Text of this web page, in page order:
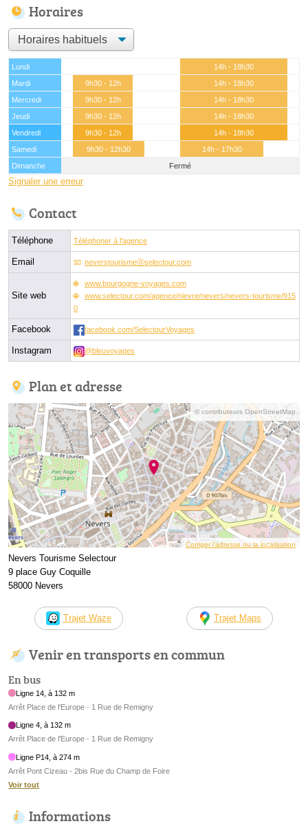
Horaires
Lundi
14h - 18h30
Mardi
9h30 - 12h
14h - 18h30
Mercredi
9h30 - 12h
14h - 18h30
Jeudi
9h30 - 12h
14h - 18h30
Vendredi
9h30 - 12h
14h - 18h30
Samedi
9h30 - 12h30
14h - 17h30
Dimanche
Fermé
Signaler une erreur
Contact
Téléphone Téléphoner à l'agence
Email neverstourismeⓐselectour.com
Site web
www.bourgogne-voyages.com
www.selectour.com/agence/nievre/nevers/nevers-tourisme/915
0
Facebook facebook.com/SelectourVoyages
Instagram @bleuvoyages
Plan et adresse
© contributeurs OpenStreetMap
Corriger l’adresse ou la localisation
Nevers Tourisme Selectour
9 place Guy Coquille
58000 Nevers
Trajet Waze Trajet Maps
Venir en transports en commun
En bus
Ligne 14, à 132 m
Arrêt Place de l'Europe - 1 Rue de Remigny
Ligne 4, à 132 m
Arrêt Place de l'Europe - 1 Rue de Remigny
Ligne P14, à 274 m
Arrêt Pont Cizeau - 2bis Rue du Champ de Foire
Voir tout
Informations